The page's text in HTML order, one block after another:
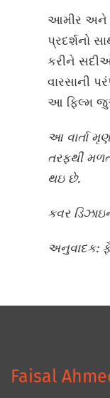
આમીર અને
પ્રદર્શનો
કરીને
વારસાની
આ ફિલ્મ
આ વાર્તા
તરફથી
થઇ છે.
કવર
અનુવાદક:
Faisal